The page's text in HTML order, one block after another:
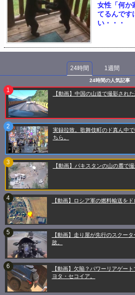
女性「何か
てるんで
い・・・
24時間 1週間
24時間の人気記事
【動画】中国の山道で撮影され
実録拉致。歌舞伎町のド真ん中
ちら。
【動画】パキスタンの山の麓で
【動画】ロシア軍の燃料輸送を
【動画】走り屋が先行のスクー
故。
【動画】欠陥？パワーリアゲー
ヨタ・セコイア。